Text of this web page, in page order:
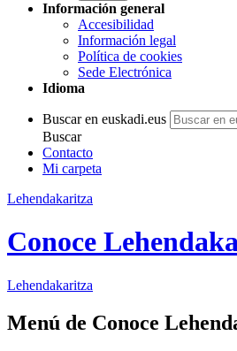
Información general
Accesibilidad
Información legal
Política de cookies
Sede Electrónica
Idioma
Buscar en euskadi.eus
Buscar
Contacto
Mi carpeta
Lehendakaritza
Conoce
Lehendakaritza
Menú de Conoce